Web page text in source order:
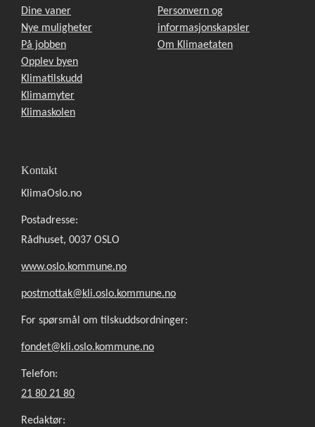
Dine vaner
Nye muligheter
På jobben
Opplev byen
Klimatilskudd
Klimamyter
Klimaskolen
Personvern og
informasjonskapsler
Om Klimaetaten
Kontakt
KlimaOslo.no
Postadresse:
Rådhuset, 0037 OSLO
www.oslo.kommune.no
postmottak@kli.oslo.kommune.no
For spørsmål om tilskuddsordninger:
fondet@kli.oslo.kommune.no
Telefon:
21 80 21 80
Redaktør: